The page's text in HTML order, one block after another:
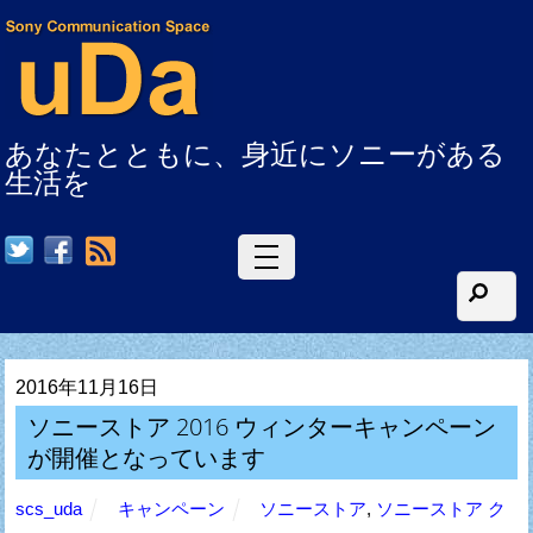
あなたとともに、身近にソニーがある
生活を
2016年11月16日
ソニーストア 2016 ウィンターキャンペーン
が開催となっています
scs_uda キャンペーン ソニーストア, ソニーストア ク